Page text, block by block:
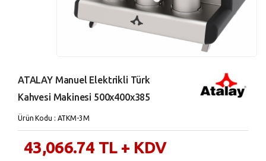
ATALAY Manuel Elektrikli Türk
Kahvesi Makinesi 500x400x385
Ürün Kodu : ATKM-3M
43,066.74 TL + KDV